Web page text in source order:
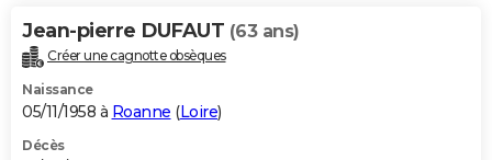
Jean-pierre DUFAUT (63 ans)
Créer une cagnotte obsèques
Naissance
05/11/1958 à Roanne (Loire)
Décès